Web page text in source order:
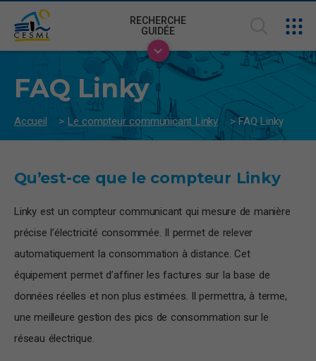
RECHERCHE
GUIDÉE
FAQ Linky
Accueil > Le compteur communicant Linky >FAQ Linky
Qu’est-ce que le compteur Linky
Linky est un compteur communicant qui mesure de manière
précise l’électricité consommée. Il permet de relever
automatiquement la consommation à distance. Cet
équipement permet d’affiner les factures sur la base de
données réelles et non plus estimées. Il permettra, à terme,
une meilleure gestion des pics de consommation sur le
réseau électrique.